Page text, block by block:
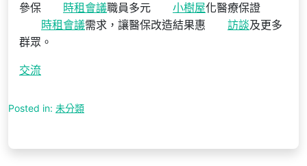
參保
時租會議職員多元 小樹屋化醫療保證
時租會議需求，讓醫保改造結果惠 訪談及更多
群眾。
交流
Posted in: 未分類